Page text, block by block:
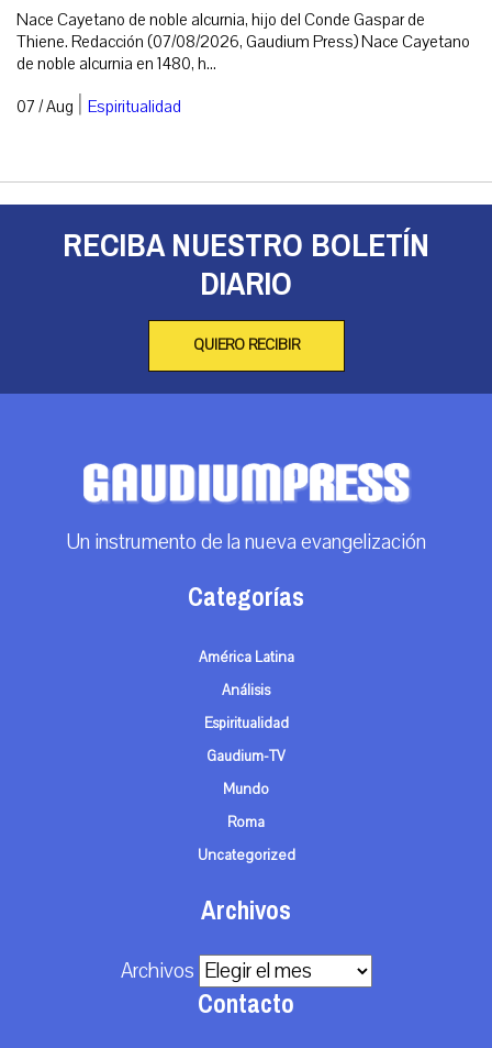
Nace Cayetano de noble alcurnia, hijo del Conde Gaspar de
Thiene. Redacción (07/08/2026, Gaudium Press) Nace Cayetano
de noble alcurnia en 1480, h...
07 / Aug | Espiritualidad
RECIBA NUESTRO BOLETÍN
DIARIO
QUIERO RECIBIR
Un instrumento de la nueva evangelización
Categorías
América Latina
Análisis
Espiritualidad
Gaudium-TV
Mundo
Roma
Uncategorized
Archivos
Archivos
Contacto